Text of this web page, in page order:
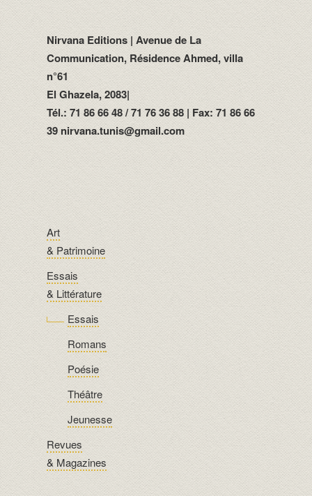
Nirvana Editions | Avenue de La
Communication, Résidence Ahmed, villa
n°61
El Ghazela, 2083|
Tél.: 71 86 66 48 / 71 76 36 88 | Fax: 71 86 66
39 nirvana.tunis@gmail.com
Art
& Patrimoine
Essais
& Littérature
Essais
Romans
Poésie
Théâtre
Jeunesse
Revues
& Magazines